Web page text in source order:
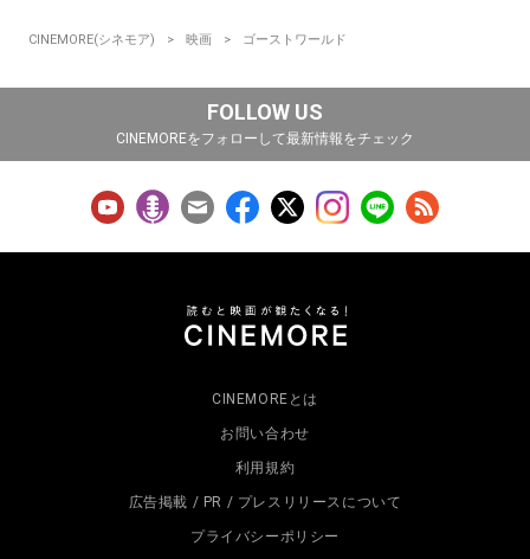
CINEMORE(シネモア) 映画 ゴーストワールド
FOLLOW US
CINEMOREをフォローして最新情報をチェック
CINEMOREとは
お問い合わせ
利用規約
広告掲載 / PR / プレスリリースについて
プライバシーポリシー